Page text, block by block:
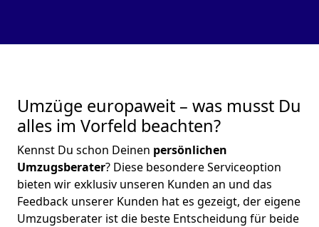
Umzüge europaweit – was musst Du
alles im Vorfeld beachten?
Kennst Du schon Deinen persönlichen
Umzugsberater? Diese besondere Serviceoption
bieten wir exklusiv unseren Kunden an und das
Feedback unserer Kunden hat es gezeigt, der eigene
Umzugsberater ist die beste Entscheidung für beide